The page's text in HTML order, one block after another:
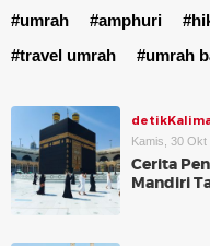
#umrah #amphuri
#travel umrah
#umrah
Kamis, 30 Okt
Cerita
Mandiri